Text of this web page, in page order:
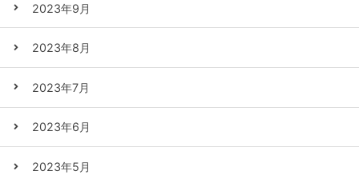
2023年9月
2023年8月
2023年7月
2023年6月
2023年5月